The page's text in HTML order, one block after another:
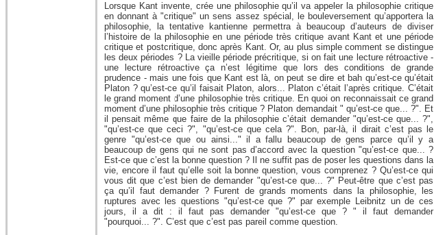
Lorsque Kant invente, crée une philosophie qu’il va appeler la philosophie critique
en donnant à "critique" un sens assez spécial, le bouleversement qu’apportera la
philosophie, la tentative kantienne permettra à beaucoup d’auteurs de diviser
l’histoire de la philosophie en une période très critique avant Kant et une période
critique et postcritique, donc après Kant. Or, au plus simple comment se distingue
les deux périodes ? La vieille période précritique, si on fait une lecture rétroactive -
une lecture rétroactive ça n’est légitime que lors des conditions de grande
prudence - mais une fois que Kant est là, on peut se dire et bah qu’est-ce qu’était
Platon ? qu’est-ce qu’il faisait Platon, alors... Platon c’était l’après critique. C’était
le grand moment d’une philosophie très critique. En quoi on reconnaissait ce grand
moment d’une philosophie très critique ? Platon demandait " qu’est-ce que... ?". Et
il pensait même que faire de la philosophie c’était demander "qu’est-ce que... ?",
"qu’est-ce que ceci ?", "qu’est-ce que cela ?". Bon, par-là, il dirait c’est pas le
genre "qu’est-ce que ou ainsi..." il a fallu beaucoup de gens parce qu’il y a
beaucoup de gens qui ne sont pas d’accord avec la question "qu’est-ce que... ?
Est-ce que c’est la bonne question ? Il ne suffit pas de poser les questions dans la
vie, encore il faut qu’elle soit la bonne question, vous comprenez ? Qu’est-ce qui
vous dit que c’est bien de demander "qu’est-ce que... ?" Peut-être que c’est pas
ça qu’il faut demander ? Furent de grands moments dans la philosophie, les
ruptures avec les questions "qu’est-ce que ?" par exemple Leibnitz un de ces
jours, il a dit : il faut pas demander "qu’est-ce que ? " il faut demander
"pourquoi... ?". C’est que c’est pas pareil comme question.